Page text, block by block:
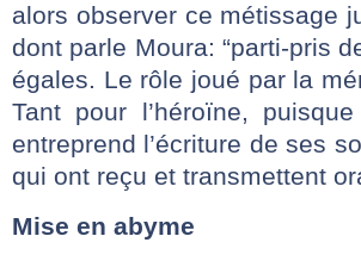
alors observer ce métissage
dont parle Moura: “parti-pris
égales. Le rôle joué par la
Tant pour l’héroïne,
entreprend l’écriture de ses
qui ont reçu et transmettent
Mise en abyme